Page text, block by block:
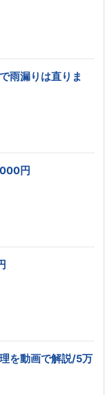
雨漏りは直りま
円
を動画で解説/5万